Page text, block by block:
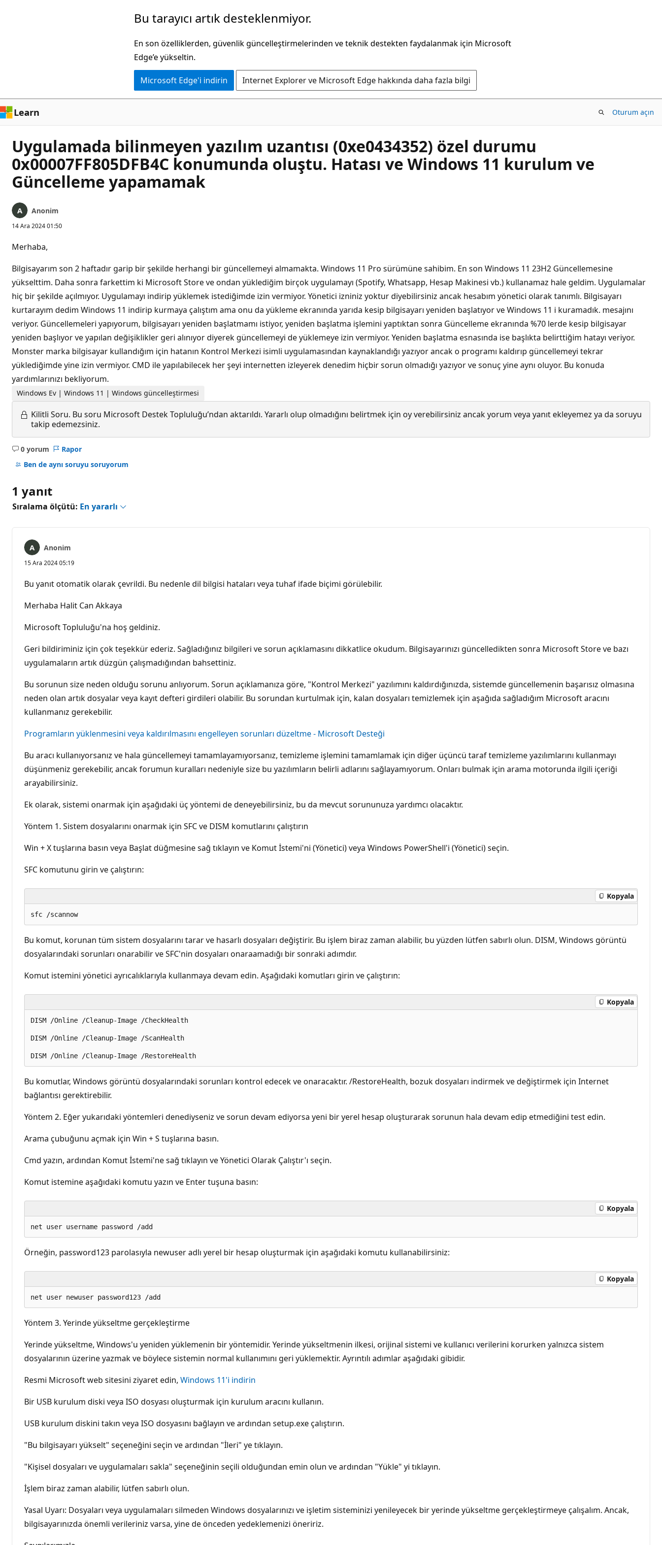
Bu tarayıcı artık desteklenmiyor.
En son özelliklerden, güvenlik güncelleştirmelerinden ve teknik destekten faydalanmak için Microsoft
Edge’e yükseltin.
Microsoft Edge'i indirin Internet Explorer ve Microsoft Edge hakkında daha fazla bilgi
Learn Oturum açın
Uygulamada bilinmeyen yazılım uzantısı (0xe0434352) özel durumu
0x00007FF805DFB4C konumunda oluştu. Hatası ve Windows 11 kurulum ve
Güncelleme yapamamak
Anonim
14 Ara 2024 01:50
Merhaba,
Bilgisayarım son 2 haftadır garip bir şekilde herhangi bir güncellemeyi almamakta. Windows 11 Pro sürümüne sahibim. En son Windows 11 23H2 Güncellemesine
yükselttim. Daha sonra farkettim ki Microsoft Store ve ondan yüklediğim birçok uygulamayı (Spotify, Whatsapp, Hesap Makinesi vb.) kullanamaz hale geldim. Uygulamalar
hiç bir şekilde açılmıyor. Uygulamayı indirip yüklemek istediğimde izin vermiyor. Yönetici izniniz yoktur diyebilirsiniz ancak hesabım yönetici olarak tanımlı. Bilgisayarı
kurtarayım dedim Windows 11 indirip kurmaya çalıştım ama onu da yükleme ekranında yarıda kesip bilgisayarı yeniden başlatıyor ve Windows 11 i kuramadık. mesajını
veriyor. Güncellemeleri yapıyorum, bilgisayarı yeniden başlatmamı istiyor, yeniden başlatma işlemini yaptıktan sonra Güncelleme ekranında %70 lerde kesip bilgisayar
yeniden başlıyor ve yapılan değişiklikler geri alınıyor diyerek güncellemeyi de yüklemeye izin vermiyor. Yeniden başlatma esnasında ise başlıkta belirttiğim hatayı veriyor.
Monster marka bilgisayar kullandığım için hatanın Kontrol Merkezi isimli uygulamasından kaynaklandığı yazıyor ancak o programı kaldırıp güncellemeyi tekrar
yüklediğimde yine izin vermiyor. CMD ile yapılabilecek her şeyi internetten izleyerek denedim hiçbir sorun olmadığı yazıyor ve sonuç yine aynı oluyor. Bu konuda
yardımlarınızı bekliyorum.
Windows Ev | Windows 11 | Windows güncelleştirmesi
Kilitli Soru. Bu soru Microsoft Destek Topluluğu’ndan aktarıldı. Yararlı olup olmadığını belirtmek için oy verebilirsiniz ancak yorum veya yanıt ekleyemez ya da soruyu
takip edemezsiniz.
0 yorum
Açıklama
yok
Rapor
Ben de aynı soruyu soruyorum
1 yanıt
Sıralama ölçütü: En yararlı
Anonim
15 Ara 2024 05:19
Bu yanıt otomatik olarak çevrildi. Bu nedenle dil bilgisi hataları veya tuhaf ifade biçimi görülebilir.
Merhaba Halit Can Akkaya
Microsoft Topluluğu'na hoş geldiniz.
Geri bildiriminiz için çok teşekkür ederiz. Sağladığınız bilgileri ve sorun açıklamasını dikkatlice okudum. Bilgisayarınızı güncelledikten sonra Microsoft Store ve bazı
uygulamaların artık düzgün çalışmadığından bahsettiniz.
Bu sorunun size neden olduğu sorunu anlıyorum. Sorun açıklamanıza göre, "Kontrol Merkezi" yazılımını kaldırdığınızda, sistemde güncellemenin başarısız olmasına
neden olan artık dosyalar veya kayıt defteri girdileri olabilir. Bu sorundan kurtulmak için, kalan dosyaları temizlemek için aşağıda sağladığım Microsoft aracını
kullanmanız gerekebilir.
Programların yüklenmesini veya kaldırılmasını engelleyen sorunları düzeltme - Microsoft Desteği
Bu aracı kullanıyorsanız ve hala güncellemeyi tamamlayamıyorsanız, temizleme işlemini tamamlamak için diğer üçüncü taraf temizleme yazılımlarını kullanmayı
düşünmeniz gerekebilir, ancak forumun kuralları nedeniyle size bu yazılımların belirli adlarını sağlayamıyorum. Onları bulmak için arama motorunda ilgili içeriği
arayabilirsiniz.
Ek olarak, sistemi onarmak için aşağıdaki üç yöntemi de deneyebilirsiniz, bu da mevcut sorununuza yardımcı olacaktır.
Yöntem 1. Sistem dosyalarını onarmak için SFC ve DISM komutlarını çalıştırın
Win + X tuşlarına basın veya Başlat düğmesine sağ tıklayın ve Komut İstemi'ni (Yönetici) veya Windows PowerShell'i (Yönetici) seçin.
SFC komutunu girin ve çalıştırın:
Kopyala
Bu komut, korunan tüm sistem dosyalarını tarar ve hasarlı dosyaları değiştirir. Bu işlem biraz zaman alabilir, bu yüzden lütfen sabırlı olun. DISM, Windows görüntü
dosyalarındaki sorunları onarabilir ve SFC'nin dosyaları onaraamadığı bir sonraki adımdır.
Komut istemini yönetici ayrıcalıklarıyla kullanmaya devam edin. Aşağıdaki komutları girin ve çalıştırın:
Kopyala
DISM /Online /Cleanup-Image /CheckHealth
DISM /Online /Cleanup-Image /ScanHealth
Bu komutlar, Windows görüntü dosyalarındaki sorunları kontrol edecek ve onaracaktır. /RestoreHealth, bozuk dosyaları indirmek ve değiştirmek için Internet
bağlantısı gerektirebilir.
Yöntem 2. Eğer yukarıdaki yöntemleri denediyseniz ve sorun devam ediyorsa yeni bir yerel hesap oluşturarak sorunun hala devam edip etmediğini test edin.
Arama çubuğunu açmak için Win + S tuşlarına basın.
Cmd yazın, ardından Komut İstemi'ne sağ tıklayın ve Yönetici Olarak Çalıştır'ı seçin.
Komut istemine aşağıdaki komutu yazın ve Enter tuşuna basın:
Kopyala
Örneğin, password123 parolasıyla newuser adlı yerel bir hesap oluşturmak için aşağıdaki komutu kullanabilirsiniz:
Kopyala
Yöntem 3. Yerinde yükseltme gerçekleştirme
Yerinde yükseltme, Windows'u yeniden yüklemenin bir yöntemidir. Yerinde yükseltmenin ilkesi, orijinal sistemi ve kullanıcı verilerini korurken yalnızca sistem
dosyalarının üzerine yazmak ve böylece sistemin normal kullanımını geri yüklemektir. Ayrıntılı adımlar aşağıdaki gibidir.
Resmi Microsoft web sitesini ziyaret edin, Windows 11'i indirin
Bir USB kurulum diski veya ISO dosyası oluşturmak için kurulum aracını kullanın.
USB kurulum diskini takın veya ISO dosyasını bağlayın ve ardından setup.exe çalıştırın.
"Bu bilgisayarı yükselt" seçeneğini seçin ve ardından "İleri" ye tıklayın.
"Kişisel dosyaları ve uygulamaları sakla" seçeneğinin seçili olduğundan emin olun ve ardından "Yükle" yi tıklayın.
İşlem biraz zaman alabilir, lütfen sabırlı olun.
Yasal Uyarı: Dosyaları veya uygulamaları silmeden Windows dosyalarınızı ve işletim sisteminizi yenileyecek bir yerinde yükseltme gerçekleştirmeye çalışalım. Ancak,
bilgisayarınızda önemli verileriniz varsa, yine de önceden yedeklemenizi öneririz.